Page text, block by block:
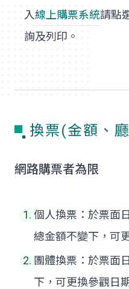
入線上購票系統請點
詢及列印。
換票(金額、
網路購票者為限
個人換票：於票面
總金額不變下，可
團體換票：於票面
下，可更換參觀日